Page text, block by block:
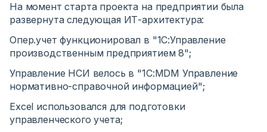
На момент старта проекта на предприятии была
развернута следующая ИТ-архитектура:
Опер.учет функционировал в "1С:Управление
производственным предприятием 8";
Управление НСИ велось в "1C:MDM Управление
нормативно-справочной информацией";
Excel использовался для подготовки
управленческого учета;